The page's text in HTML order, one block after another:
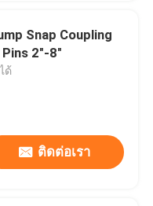
Snap Coupling
2"-8"
ด้
ติดต่อเรา